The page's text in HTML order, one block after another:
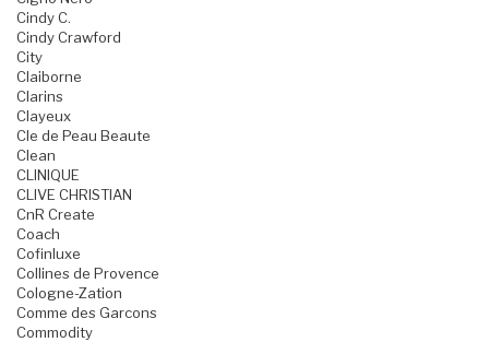
Cindy C.
Cindy Crawford
City
Claiborne
Clarins
Clayeux
Cle de Peau Beaute
Clean
CLINIQUE
CLIVE CHRISTIAN
CnR Create
Coach
Cofinluxe
Collines de Provence
Cologne-Zation
Comme des Garcons
Commodity